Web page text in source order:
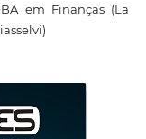
em Finanças (La